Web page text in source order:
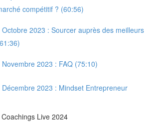
compétitif ? (60:56)
2023 : Sourcer auprès des meilleurs
2023 : FAQ (75:10)
2023 : Mindset Entrepreneur
Live 2024